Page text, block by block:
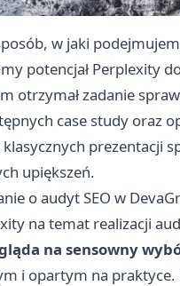
w jaki
potencjał Perplexity
otrzymał zadanie
case study oraz
prezentacji
upiększeń.
o audyt SEO w
na temat realizacji
na sensowny
i opartym na praktyce.